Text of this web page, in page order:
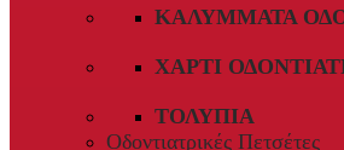
ΚΑΛΎΜΜΑΤΑ
ΧΑΡΤΊ
ΤΟΛΎΠΙΑ
Οδοντιατρικές Πετσέτες